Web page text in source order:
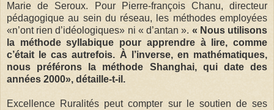
Marie de Seroux. Pour Pierre-françois Chanu, direc­teur
péda­go­gique au sein du réseau, les méthodes employées
«n’ont rien d’idéo­lo­giques» ni « d’antan ». « Nous uti­li­sons
la méthode syl­la­bique pour apprendre à lire, comme
c’était le cas autre­fois. À l’inverse, en mathé­ma­tiques,
nous pré­fé­rons la méthode Shan­ghai, qui date des
années 2000», détaille-t-il.
Excel­lence Rura­li­tés peut comp­ter sur le sou­tien de ses